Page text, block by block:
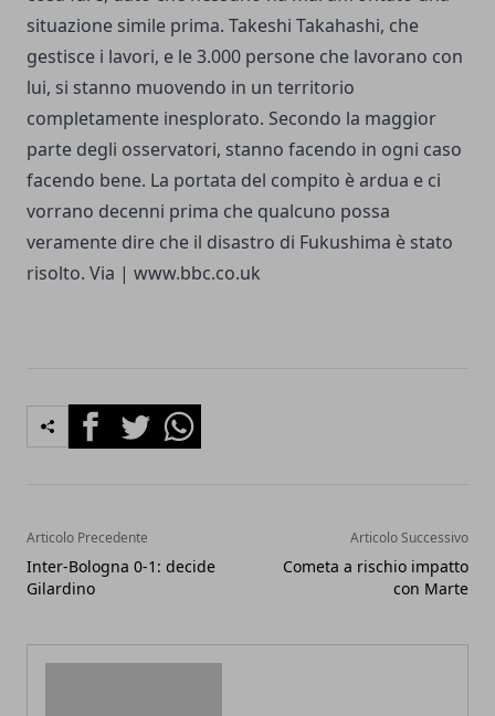
situazione simile prima. Takeshi Takahashi, che
gestisce i lavori, e le 3.000 persone che lavorano con
lui, si stanno muovendo in un territorio
completamente inesplorato. Secondo la maggior
parte degli osservatori, stanno facendo in ogni caso
facendo bene. La portata del compito è ardua e ci
vorrano decenni prima che qualcuno possa
veramente dire che il disastro di Fukushima è stato
risolto. Via | www.bbc.co.uk
FacebookTwitterWhatsapp
Articolo Precedente
Inter-Bologna 0-1: decide
Gilardino
Articolo Successivo
Cometa a rischio impatto
con Marte